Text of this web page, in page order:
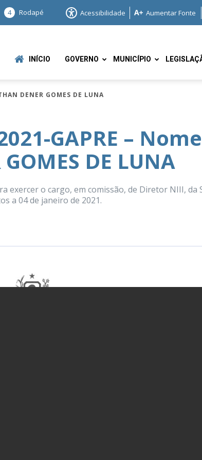
4 Rodapé Acessibilidade Aumentar Fonte
INÍCIO GOVERNO MUNICÍPIO
DENER GOMES DE LUNA
GAPRE –
DE LUNA
exercer o cargo, em comissão, de Diretor NIII, da
a 04 de janeiro de 2021.